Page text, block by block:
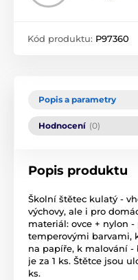
Kód produktu: P97360
Popis a parametry
Hodnocení (0)
Popis produktu
Školní štětec kulatý -
výchovy, ale i pro
materiál: ovce + nylon
temperovými barvami,
na papíře, k malování -
je za 1 ks. Štětce jsou
ks.